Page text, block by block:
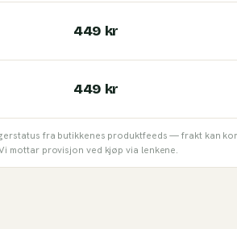
449 kr
449 kr
fra butikkenes produktfeeds — frakt kan
mottar provisjon ved kjøp via lenkene.